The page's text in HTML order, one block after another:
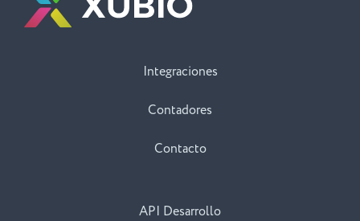
Integraciones
Contadores
Contacto
API Desarrollo